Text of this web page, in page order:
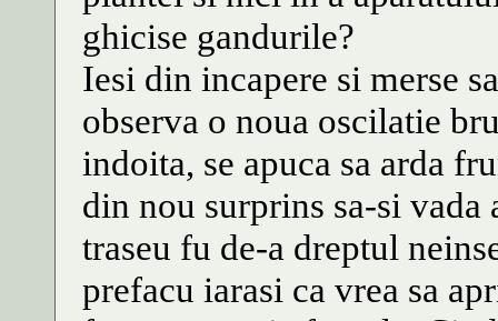
ghicise gandurile?
Iesi din incapere si merse
observa o noua oscilatie
indoita, se apuca sa arda
din nou surprins sa-si vada
traseu fu de-a dreptul
prefacu iarasi ca vrea sa